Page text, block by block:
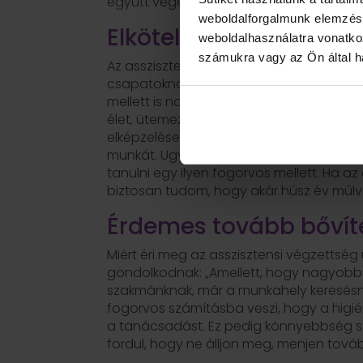
weboldalforgalmunk
weboldalhasználatra
számukra vagy az Ön által
Elköteleződni, akár
Az asszisztensi, higiénikusi pozíciót
csapatoknál kifejezetten örülnek, ha
mellett is nagyon jól ütemezhető. Nóra
élet, ütemezhető szakma. Fizetésben
elképzelései határozzák meg. Ha
munkát. Ugyanígy sokat számít, ha a
tanulni egy ilyen fogorvos mellett. Ha
biztosan tudom, hogy akár húsz év
Érdemes tovább
Miért éri meg az asszisztensi
gondolkodnak: „Amellett, hogy
szakmánknak, már a munkahely
fogorvos számításba veszi, hogy a
a tanácsadást. Ez pedig könnyebbség
fordul, hogy ne álljon meg, menjen